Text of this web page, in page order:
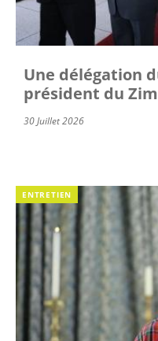
Une délégation
président du
30 Juillet 2026
ENTRETIEN